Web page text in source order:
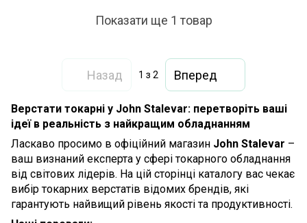
Показати ще 1 товар
Назад 1 з 2 Вперед
Верстати токарні у John Stalevar: перетворіть ваші
ідеї в реальність з найкращим обладнанням
Ласкаво просимо в офіційний магазин John Stalevar –
ваш визнаний експерта у сфері токарного обладнання
від світових лідерів. На цій сторінці каталогу вас чекає
вибір токарних верстатів відомих брендів, які
гарантують найвищий рівень якості та продуктивності.